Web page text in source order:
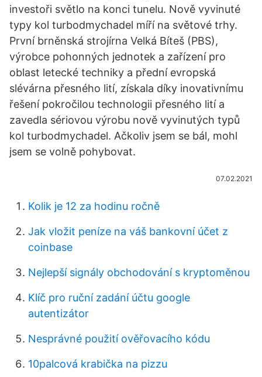
investoři světlo na konci tunelu. Nově vyvinuté
typy kol turbodmychadel míří na světové trhy.
První brněnská strojírna Velká Bíteš (PBS),
výrobce pohonných jednotek a zařízení pro
oblast letecké techniky a přední evropská
slévárna přesného lití, získala díky inovativnímu
řešení pokročilou technologii přesného lití a
zavedla sériovou výrobu nově vyvinutých typů
kol turbodmychadel. Ačkoliv jsem se bál, mohl
jsem se volně pohybovat.
07.02.2021
Kolik je 12 za hodinu ročně
Jak vložit peníze na váš bankovní účet z
coinbase
Nejlepší signály obchodování s kryptoměnou
Klíč pro ruční zadání účtu google
autentizátor
Nesprávné použití ověřovacího kódu
10palcová krabička na pizzu